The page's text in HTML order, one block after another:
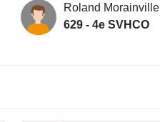
Roland Morainville
629 - 4e SVHCO